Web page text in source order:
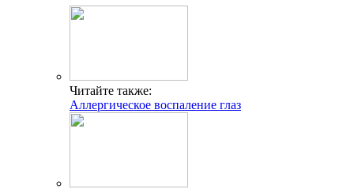
Читайте также:
Аллергическое воспаление глаз